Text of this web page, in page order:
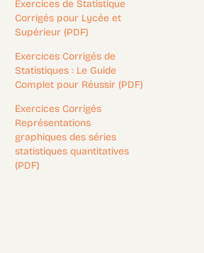
Exercices de Statistique
Corrigés pour Lycée et
Supérieur (PDF)
Exercices Corrigés de
Statistiques : Le Guide
Complet pour Réussir (PDF)
Exercices Corrigés
Représentations
graphiques des séries
statistiques quantitatives
(PDF)